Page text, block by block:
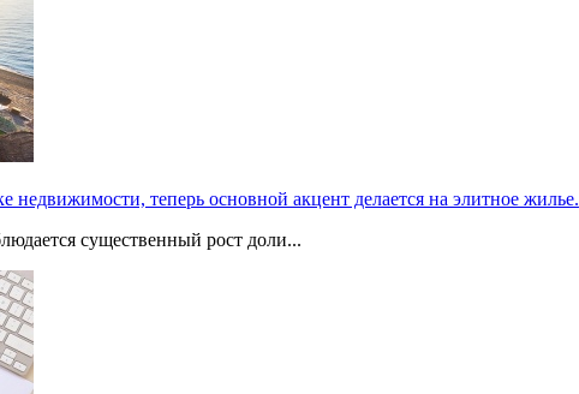
теперь основной акцент делается на элитное жилье.
существенный рост доли...